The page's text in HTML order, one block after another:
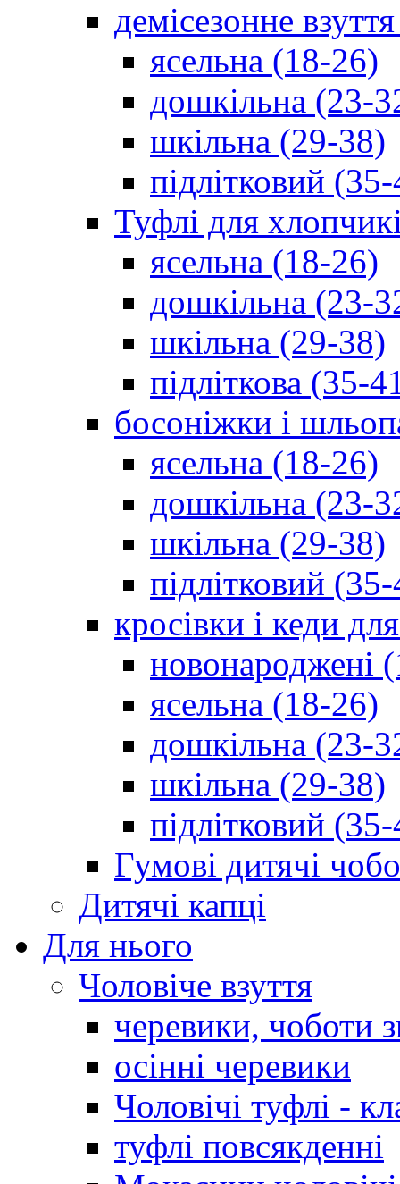
демісезонне
ясельна (18-26)
дошкільна (23-
шкільна (29-38)
підлітковий
Туфлі для
ясельна (18-26)
дошкільна (23-
шкільна (29-38)
підліткова (35-
босоніжки і
ясельна (18-26)
дошкільна (23-
шкільна (29-38)
підлітковий
кросівки і кеди
новонароджені
ясельна (18-26)
дошкільна (23-
шкільна (29-38)
підлітковий
Гумові дитячі
Дитячі капці
Для нього
Чоловіче взуття
черевики, чоботи
осінні черевики
Чоловічі туфлі -
туфлі повсякденні